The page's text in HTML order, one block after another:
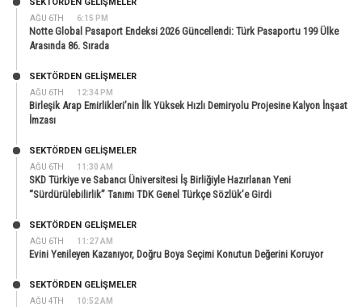
AĞU 6TH 6:15 PM
SEKTÖRDEN GELIŞMELER
Notte Global Pasaport Endeksi 2026 Güncellendi: Türk Pasaportu 199 Ülke
Arasında 86. Sırada
AĞU 6TH 12:34 PM
SEKTÖRDEN GELIŞMELER
Birleşik Arap Emirlikleri’nin İlk Yüksek Hızlı Demiryolu Projesine Kalyon İnşaat
İmzası
AĞU 6TH 11:30 AM
SEKTÖRDEN GELIŞMELER
SKD Türkiye ve Sabancı Üniversitesi İş Birliğiyle Hazırlanan Yeni
“Sürdürülebilirlik” Tanımı TDK Genel Türkçe Sözlük’e Girdi
AĞU 6TH 11:27 AM
SEKTÖRDEN GELIŞMELER
Evini Yenileyen Kazanıyor, Doğru Boya Seçimi Konutun Değerini Koruyor
AĞU 4TH 10:52 AM
SEKTÖRDEN GELIŞMELER